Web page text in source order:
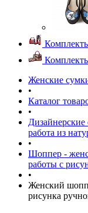
Женские
•
Каталог
•
работа из
•
Шоппер -
работы с
•
Женский
рисунка